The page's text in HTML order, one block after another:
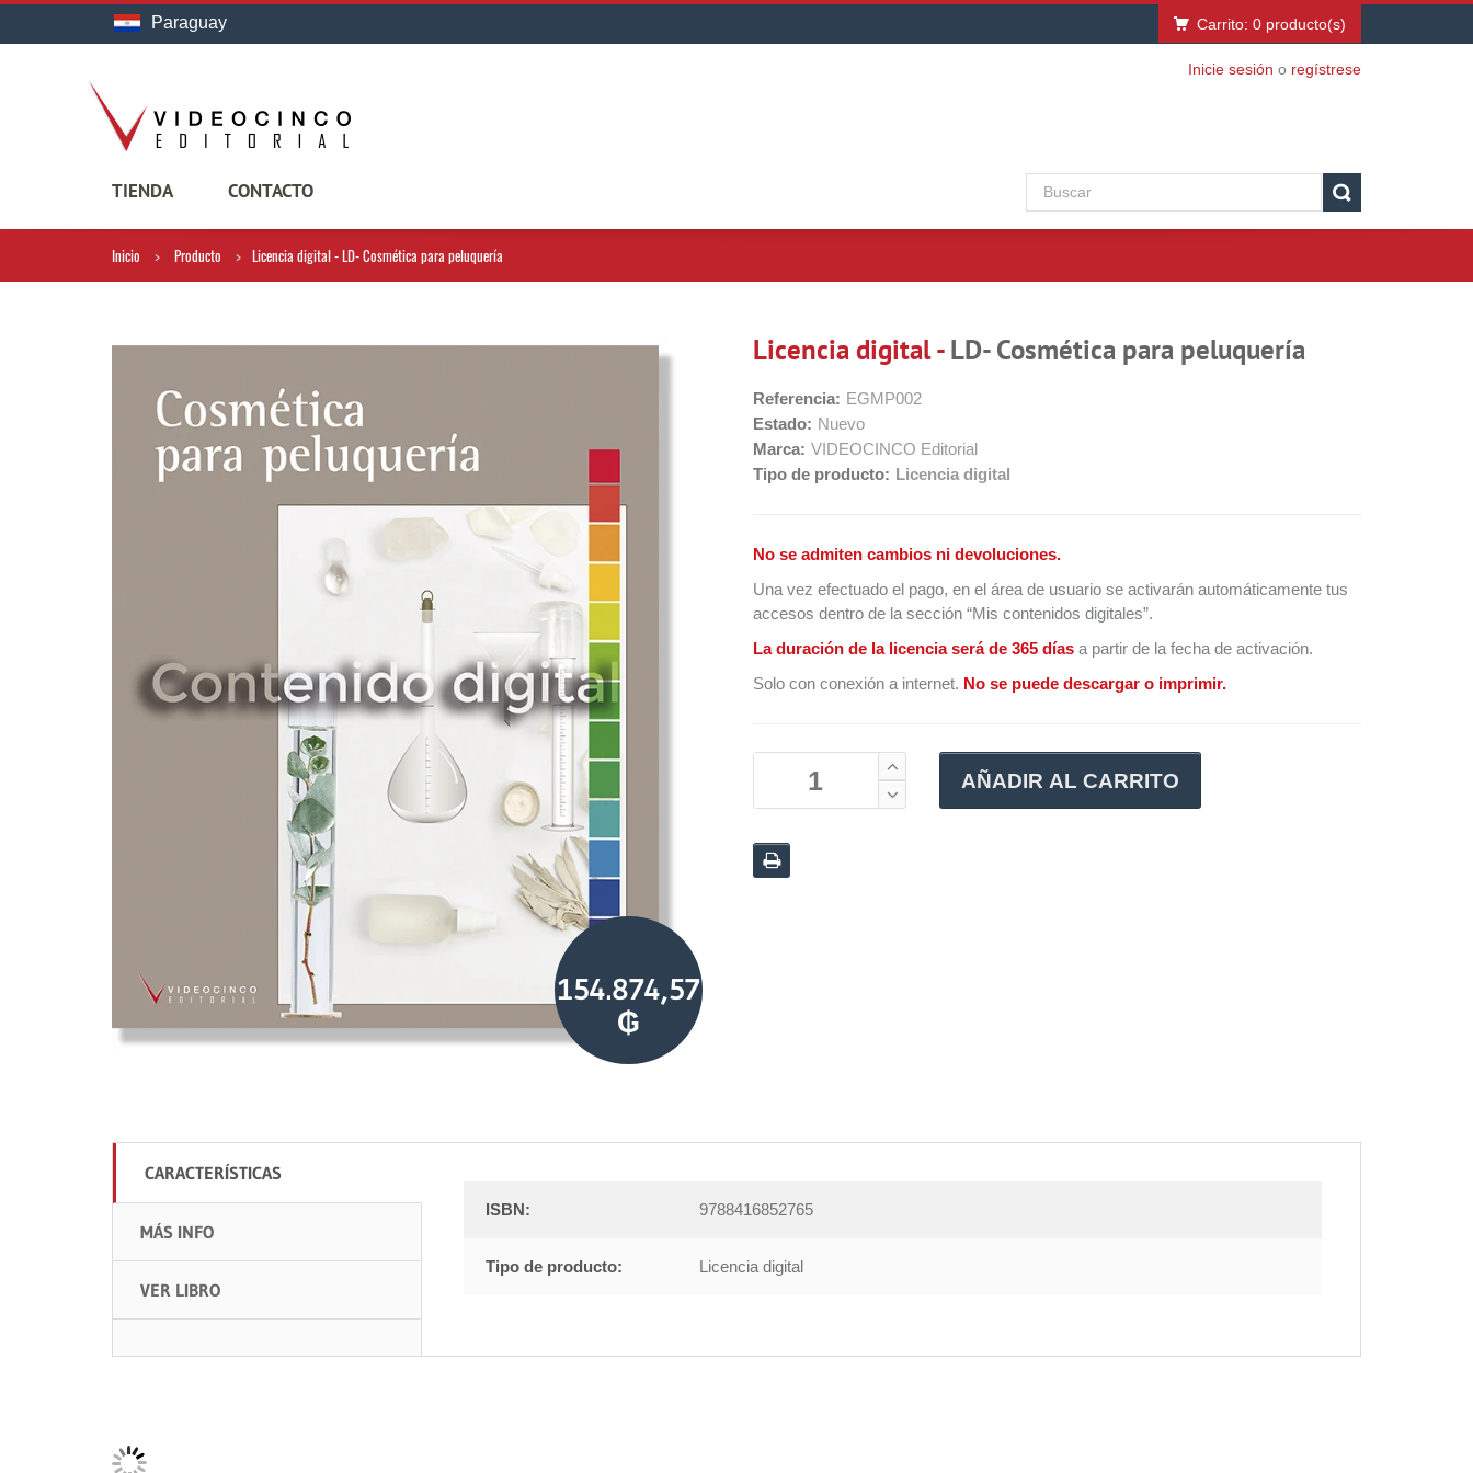
Paraguay Carrito: 0 producto(s)
Inicie sesión o regístrese
TIENDA CONTACTO
Inicio Producto Licencia digital - LD- Cosmética para peluquería
154.874,57
₲
Licencia digital -LD- Cosmética para peluquería
Referencia: EGMP002
Estado: Nuevo
Marca: VIDEOCINCO Editorial
Tipo de producto: Licencia digital
No se admiten cambios ni devoluciones.
Una vez efectuado el pago, en el área de usuario se activarán automáticamente tus
accesos dentro de la sección “Mis contenidos digitales”.
La duración de la licencia será de 365 días a partir de la fecha de activación.
Solo con conexión a internet. No se puede descargar o imprimir.
AÑADIR AL CARRITO
CARACTERÍSTICAS
MÁS INFO
VER LIBRO
ISBN: 9788416852765
Tipo de producto: Licencia digital